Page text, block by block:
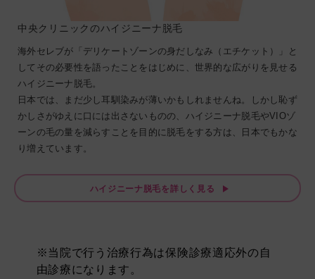
中央クリニックのハイジニーナ脱毛
海外セレブが「デリケートゾーンの身だしなみ（エチケット）」と
してその必要性を語ったことをはじめに、世界的な広がりを見せる
ハイジニーナ脱毛。
日本では、まだ少し耳馴染みが薄いかもしれませんね。しかし恥ず
かしさがゆえに口には出さないものの、ハイジニーナ脱毛やVIOゾ
ーンの毛の量を減らすことを目的に脱毛をする方は、日本でもかな
り増えています。
ハイジニーナ脱毛を詳しく見る
※当院で行う治療行為は保険診療適応外の自
由診療になります。